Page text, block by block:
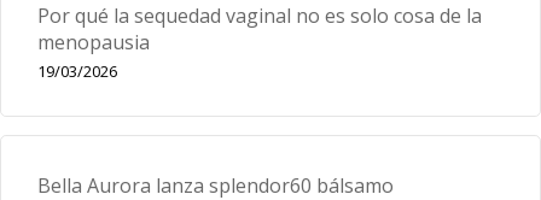
Por qué la sequedad vaginal no es solo cosa de la
menopausia
19/03/2026
Bella Aurora lanza splendor60 bálsamo